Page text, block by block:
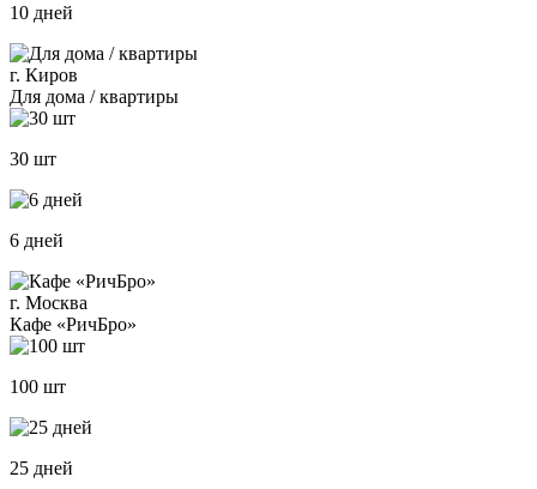
10 дней
г. Киров
Для дома / квартиры
30 шт
6 дней
г. Москва
Кафе «РичБро»
100 шт
25 дней